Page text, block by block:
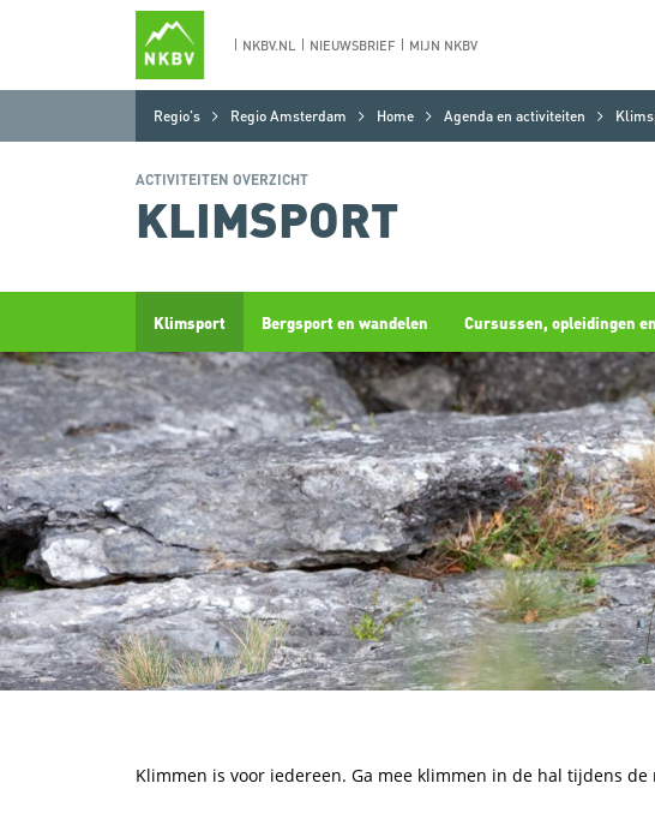
NKBV.NL NIEUWSBRIEF MIJN NKBV
Regio's Regio Amsterdam Home Agenda en activiteiten
ACTIVITEITEN OVERZICHT
KLIMSPORT
Klimsport Bergsport en wandelen Cursussen, opleidingen
Klimmen is voor iedereen. Ga mee klimmen in de hal tijdens